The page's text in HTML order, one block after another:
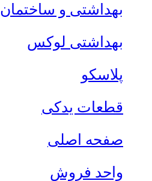
بهداشتی و ساختمان
بهداشتی لوکس
پلاسکو
قطعات یدکی
صفحه اصلی
واحد فروش